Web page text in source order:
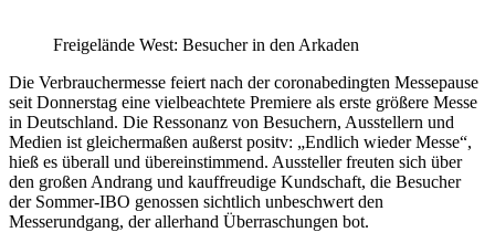
Freigelände West: Besucher in den Arkaden
Die Verbrauchermesse feiert nach der coronabedingten Messepause
seit Donnerstag eine vielbeachtete Premiere als erste größere Messe
in Deutschland. Die Ressonanz von Besuchern, Ausstellern und
Medien ist gleichermaßen außerst positv: „Endlich wieder Messe“,
hieß es überall und übereinstimmend. Aussteller freuten sich über
den großen Andrang und kauffreudige Kundschaft, die Besucher
der Sommer-IBO genossen sichtlich unbeschwert den
Messerundgang, der allerhand Überraschungen bot.